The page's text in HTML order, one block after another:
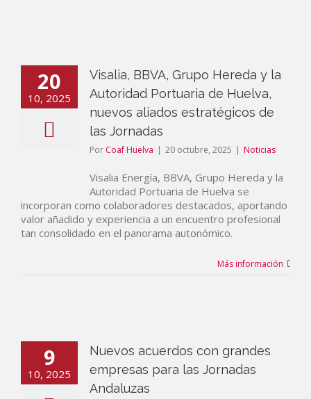
20
10, 2025
Visalia, BBVA, Grupo Hereda y la
Autoridad Portuaria de Huelva,
nuevos aliados estratégicos de
las Jornadas
Por Coaf Huelva | 20 octubre, 2025 | Noticias
Visalia Energía, BBVA, Grupo Hereda y la
Autoridad Portuaria de Huelva se
incorporan como colaboradores destacados, aportando
valor añadido y experiencia a un encuentro profesional
tan consolidado en el panorama autonómico.
Más información
9
10, 2025
Nuevos acuerdos con grandes
empresas para las Jornadas
Andaluzas